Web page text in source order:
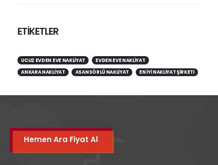
ETİKETLER
UCUZ EVDEN EVE NAKLIYAT
EVDEN EVE NAKLIYAT
ANKARA NAKLIYAT
ASANSÖRLÜ NAKLIYAT EN IYI NAKLIYAT ŞIRKETI
Hemen Ara Fiyat Al